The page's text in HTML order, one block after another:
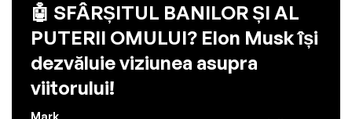
🤖 SFÂRȘITUL BANILOR ȘI AL
PUTERII OMULUI? Elon Musk își
dezvăluie viziunea asupra
viitorului!